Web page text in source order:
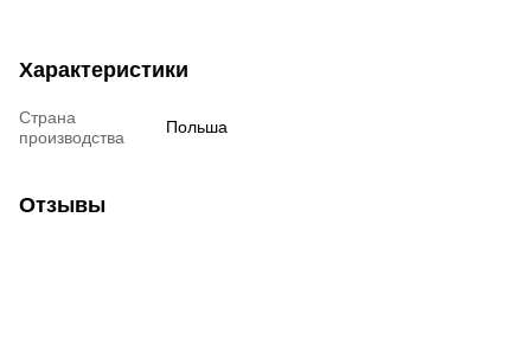
Характеристики
Страна
производства
Польша
Отзывы